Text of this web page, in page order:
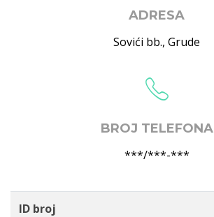
ADRESA
Sovići bb., Grude
BROJ TELEFONA
***/***-***
ID broj